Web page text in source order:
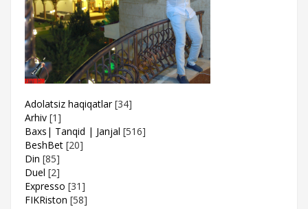
Adolatsiz haqiqatlar [34]
Arhiv [1]
Baxs| Tanqid | Janjal [516]
BeshBet [20]
Din [85]
Duel [2]
Expresso [31]
FIKRiston [58]